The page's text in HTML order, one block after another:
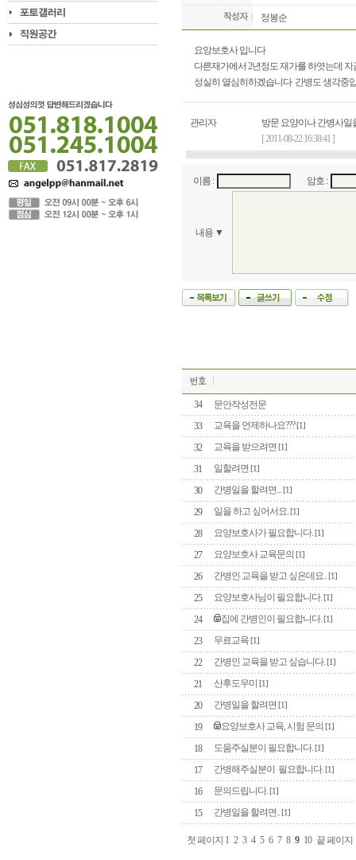
정봉순
요앙보호사 입니다
다른재가에서 2년정도 재가를 하엿는데
성실히 열심히하겠습니다 간병도 생각중
관리자
방문 요양이나 간병사
[ 2011-08-22 16:38:41 ]
이름 : 암호 :
내용 ▼
34
문안작성전문
33
교육을 언제하나요??? [1]
32 교육을 받으려면 [1]
31 일할려면 [1]
30 간병일을 할려면... [1]
29 일을 하고 싶어서요. [1]
28 요양보호사가 필요합니다. [1]
27 요양보호사 교육문의 [1]
26 간병인 교육을 받고 싶은데요.. [1]
25 요양보호사님이 필요합니다. [1]
24 집에 간병인이 필요합니다. [1]
23 무료교육 [1]
22 간병인 교육을 받고 싶습니다. [1]
21 산후도우미 [1]
20 간병일을 할려면 [1]
19 요양보호사 교육, 시험 문의 [1]
18 도움주실분이 필요합니다. [1]
17 간병해주실분이 필요합니다. [1]
16 문의드립니다. [1]
15 간병일을 할려면.. [1]
첫 페이지 1 2 3 4 5 6 7 8 9 10 끝 페이지